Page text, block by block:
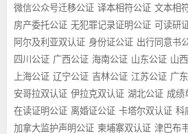
微信公众号迁移公证 译本相符公证 文本相
房产委托公证 无犯罪记录证明公证 可读研
阿尔及利亚双认证 身份证公证 出行同意书
四川公证 广西公证 海南公证 山东公证 山
上海公证 辽宁公证 吉林公证 江苏公证 广
安哥拉双认证 伊拉克双认证 湖北公证 成绩
在读证明公证 离婚证公证 卡塔尔双认证 科
加拿大监护声明公证 柬埔寨双认证 津巴布